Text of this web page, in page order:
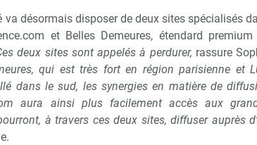
désormais disposer de deux sites spécialisés
et Belles Demeures, étendard premium
deux sites sont appelés à perdurer, rassure
qui est très fort en région parisienne et
dans le sud, les synergies en matière de
aura ainsi plus facilement accès aux
à travers ces deux sites, diffuser auprès